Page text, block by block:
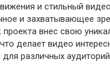
и стильный
и захватывающее
внес свою
что делает видео
различных